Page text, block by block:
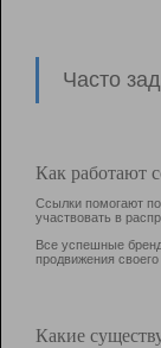
Часто
Как работают
Ссылки помогают
участвовать в
Все успешные
продвижения своего
Какие